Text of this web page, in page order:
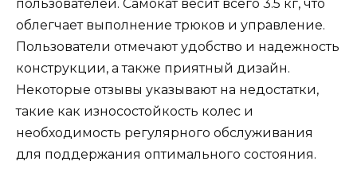
пользователей. Самокат весит всего 3.5 кг, что
облегчает выполнение трюков и управление.
Пользователи отмечают удобство и надежность
конструкции, а также приятный дизайн.
Некоторые отзывы указывают на недостатки,
такие как износостойкость колес и
необходимость регулярного обслуживания
для поддержания оптимального состояния​.